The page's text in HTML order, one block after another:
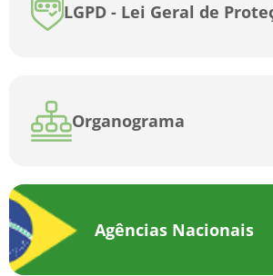
LGPD - Lei Geral de
Organograma
Agências Nacionais